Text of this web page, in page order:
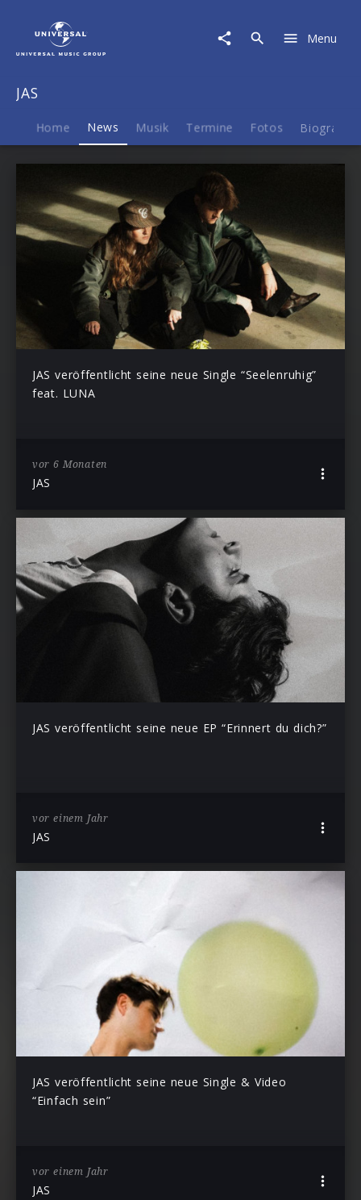
Menu
JAS
Home News Musik Termine Fotos Biografie
JAS veröffentlicht seine neue Single “Seelenruhig”
feat. LUNA
vor 6 Monaten
JAS
JAS veröffentlicht seine neue EP “Erinnert du dich?”
vor einem Jahr
JAS
JAS veröffentlicht seine neue Single & Video
“Einfach sein”
vor einem Jahr
JAS